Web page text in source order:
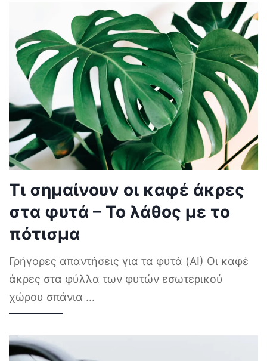
Τι σημαίνουν οι καφέ άκρες
στα φυτά – Το λάθος με το
πότισμα
Γρήγορες απαντήσεις για τα φυτά (AI) Οι καφέ
άκρες στα φύλλα των φυτών εσωτερικού
χώρου σπάνια ...